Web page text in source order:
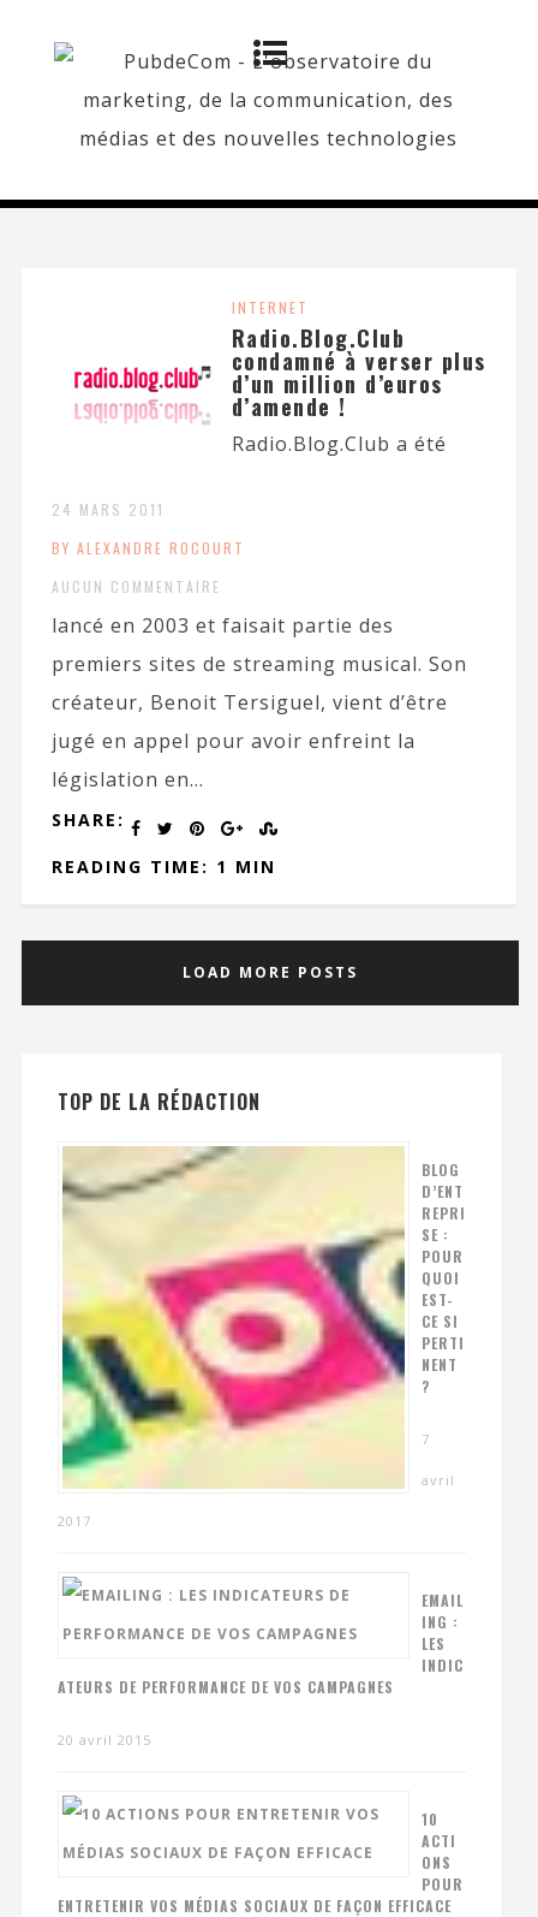
INTERNET
Radio.Blog.Club
condamné à verser plus
d’un million d’euros
d’amende !
24 MARS 2011
BY ALEXANDRE ROCOURT
AUCUN COMMENTAIRE
Radio.Blog.Club a été
lancé en 2003 et faisait partie des
premiers sites de streaming musical. Son
créateur, Benoit Tersiguel, vient d’être
jugé en appel pour avoir enfreint la
législation en...
SHARE:
READING TIME: 1 MIN
LOAD MORE POSTS
TOP DE LA RÉDACTION
BLOG
D’ENT
REPRI
SE :
POUR
QUOI
EST-
CE SI
PERTI
NENT
?
7
avril
2017
EMAIL
ING :
LES
INDIC
ATEURS DE PERFORMANCE DE VOS CAMPAGNES
20 avril 2015
10
ACTI
ONS
POUR
ENTRETENIR VOS MÉDIAS SOCIAUX DE FAÇON EFFICACE